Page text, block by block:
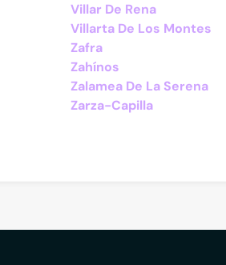
Villar De Rena
Villarta De Los Montes
Zafra
Zahínos
Zalamea De La Serena
Zarza-Capilla